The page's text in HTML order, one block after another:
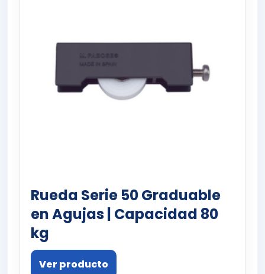
Rueda Serie 50 Graduable
en Agujas | Capacidad 80
kg
Ver producto